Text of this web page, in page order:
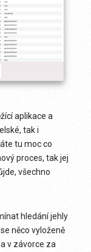
aplikace a
tak i
tu moc co
proces, tak jej
všechno
hledání jehly
něco vyloženě
v závorce za